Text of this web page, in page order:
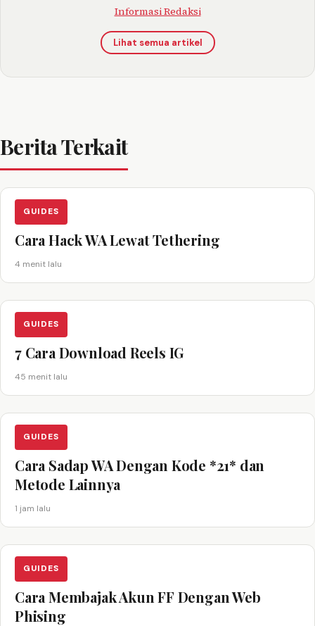
Informasi Redaksi
Lihat semua artikel
Berita Terkait
GUIDES
Cara Hack WA Lewat Tethering
4 menit lalu
GUIDES
7 Cara Download Reels IG
45 menit lalu
GUIDES
Cara Sadap WA Dengan Kode *21* dan
Metode Lainnya
1 jam lalu
GUIDES
Cara Membajak Akun FF Dengan Web
Phising